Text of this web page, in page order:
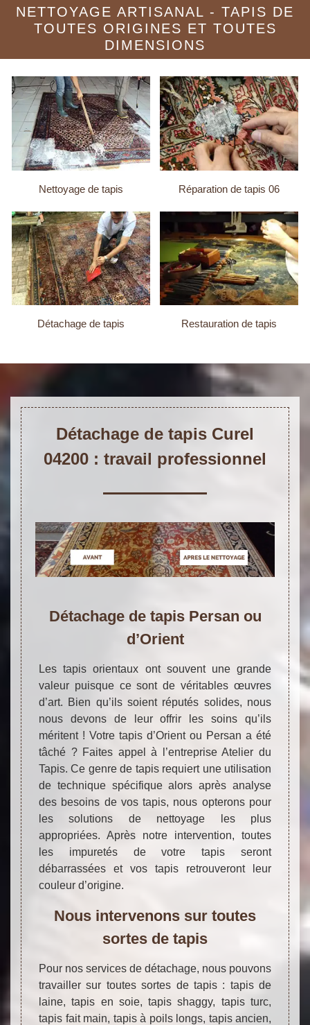
NETTOYAGE ARTISANAL - TAPIS DE
TOUTES ORIGINES ET TOUTES
DIMENSIONS
Nettoyage de tapis Réparation de tapis 06
Détachage de tapis Restauration de tapis
Détachage de tapis Curel
04200 : travail professionnel
Détachage de tapis Persan ou
d’Orient
Les tapis orientaux ont souvent une grande
valeur puisque ce sont de véritables œuvres
d’art. Bien qu’ils soient réputés solides, nous
nous devons de leur offrir les soins qu’ils
méritent ! Votre tapis d’Orient ou Persan a été
tâché ? Faites appel à l’entreprise Atelier du
Tapis. Ce genre de tapis requiert une utilisation
de technique spécifique alors après analyse
des besoins de vos tapis, nous opterons pour
les solutions de nettoyage les plus
appropriées. Après notre intervention, toutes
les impuretés de votre tapis seront
débarrassées et vos tapis retrouveront leur
couleur d’origine.
Nous intervenons sur toutes
sortes de tapis
Pour nos services de détachage, nous pouvons
travailler sur toutes sortes de tapis : tapis de
laine, tapis en soie, tapis shaggy, tapis turc,
tapis fait main, tapis à poils longs, tapis ancien,